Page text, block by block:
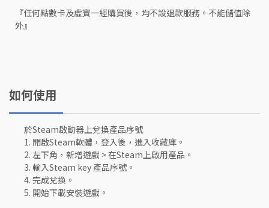
『任何點數卡及虛寶一經購買後，均不設退款服務。不能儲值除
外』
如何使用
於Steam啟動器上兌換產品序號
1. 開啟Steam軟體，登入後，進入收藏庫。
2. 左下角，新增遊戲 > 在Steam上啟用產品。
3. 輸入Steam key 產品序號。
4. 完成兌換。
5. 開始下載安裝遊戲。